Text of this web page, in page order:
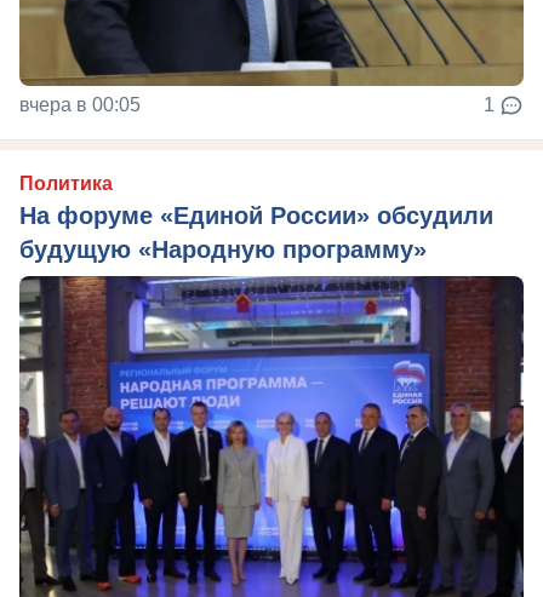
вчера в 00:05 1
Политика
На форуме «Единой России» обсудили
будущую «Народную программу»